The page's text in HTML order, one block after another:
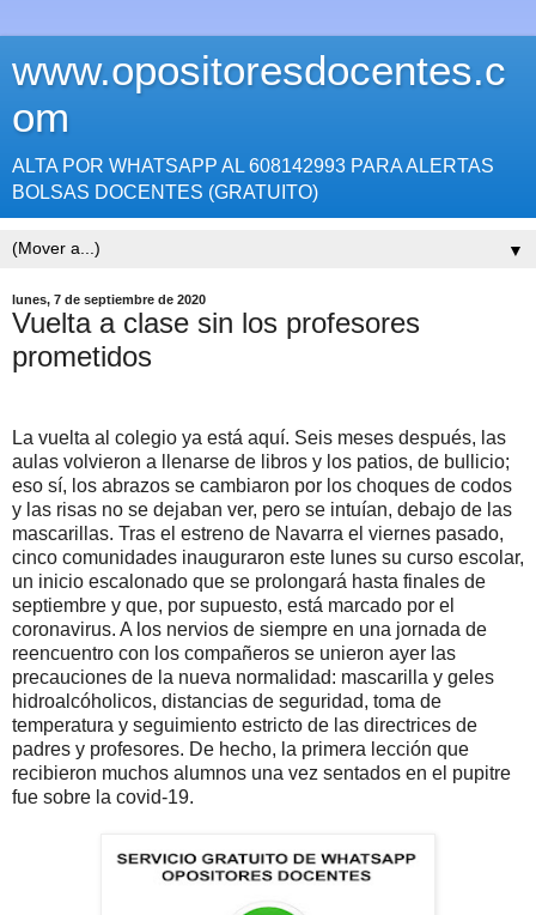
www.opositoresdocentes.c
om
ALTA POR WHATSAPP AL 608142993 PARA ALERTAS
BOLSAS DOCENTES (GRATUITO)
▼
lunes, 7 de septiembre de 2020
Vuelta a clase sin los profesores
prometidos
La vuelta al colegio ya está aquí. Seis meses después, las
aulas volvieron a llenarse de libros y los patios, de bullicio;
eso sí, los abrazos se cambiaron por los choques de codos
y las risas no se dejaban ver, pero se intuían, debajo de las
mascarillas. Tras el estreno de Navarra el viernes pasado,
cinco comunidades inauguraron este lunes su curso escolar,
un inicio escalonado que se prolongará hasta finales de
septiembre y que, por supuesto, está marcado por el
coronavirus. A los nervios de siempre en una jornada de
reencuentro con los compañeros se unieron ayer las
precauciones de la nueva normalidad: mascarilla y geles
hidroalcóholicos, distancias de seguridad, toma de
temperatura y seguimiento estricto de las directrices de
padres y profesores. De hecho, la primera lección que
recibieron muchos alumnos una vez sentados en el pupitre
fue sobre la covid-19.